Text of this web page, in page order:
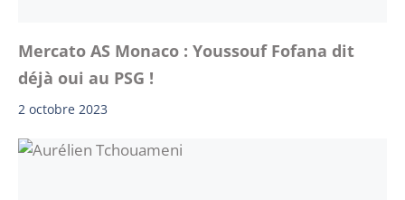
Mercato AS Monaco : Youssouf Fofana dit
déjà oui au PSG !
2 octobre 2023